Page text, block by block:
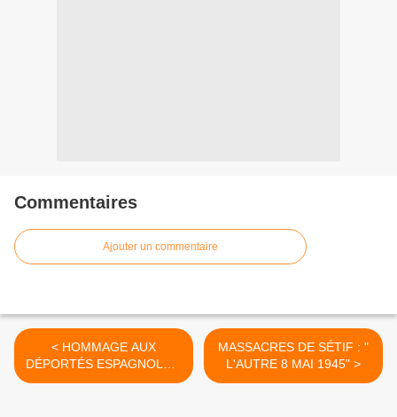
Commentaires
Ajouter un commentaire
< HOMMAGE AUX
DÉPORTÉS ESPAGNOLS À
HENDAYE
MASSACRES DE SÉTIF : "
L'AUTRE 8 MAI 1945" >